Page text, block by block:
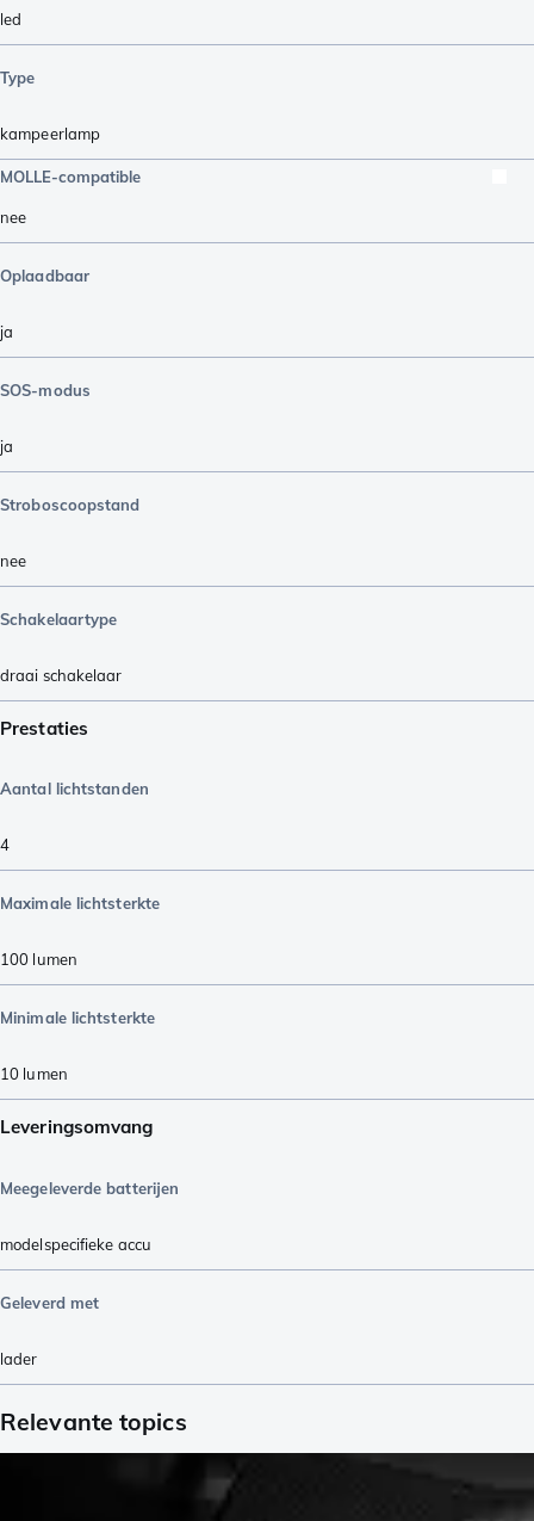
led
Type
kampeerlamp
MOLLE-compatible
nee
Oplaadbaar
ja
SOS-modus
ja
Stroboscoopstand
nee
Schakelaartype
draai schakelaar
Prestaties
Aantal lichtstanden
4
Maximale lichtsterkte
100 lumen
Minimale lichtsterkte
10 lumen
Leveringsomvang
Meegeleverde batterijen
modelspecifieke accu
Geleverd met
lader
Relevante topics